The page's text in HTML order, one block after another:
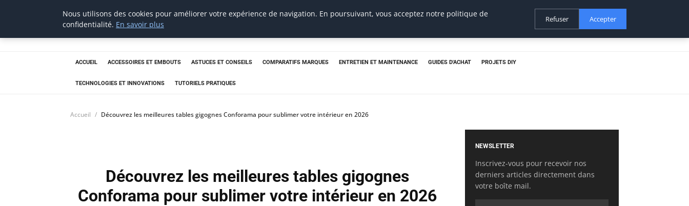
tournevis
malin
ACCUEIL ACCESSOIRES ET EMBOUTS ASTUCES ET CONSEILS COMPARATIFS MARQUES ENTRETIEN ET MAINTENANCE GUIDES D'ACHAT PROJETS DIY
TECHNOLOGIES ET INNOVATIONS TUTORIELS PRATIQUES
Accueil Découvrez les meilleures tables gigognes Conforama pour sublimer votre intérieur en 2026
Découvrez les meilleures tables gigognes
Conforama pour sublimer votre intérieur en 2026
NEWSLETTER
Inscrivez-vous pour recevoir nos
derniers articles directement dans
votre boîte mail.
Nous utilisons des cookies pour améliorer votre expérience de navigation. En poursuivant, vous acceptez notre politique de
confidentialité. En savoir plus
Refuser Accepter